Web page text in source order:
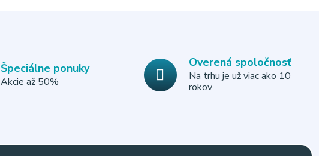
Špeciálne ponuky
Akcie až 50%
Overená spoločnosť
Na trhu je už viac ako 10
rokov